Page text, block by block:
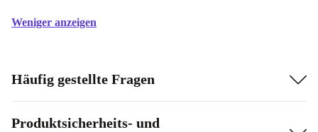
Weniger anzeigen
Häufig gestellte Fragen
Produktsicherheits- und